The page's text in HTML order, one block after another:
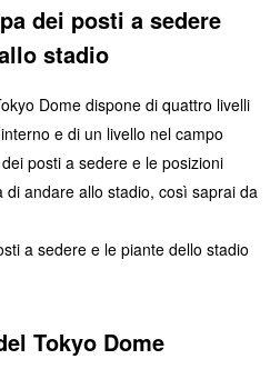
dei posti a sedere
stadio
Dome dispone di quattro livelli
e di un livello nel campo
posti a sedere e le posizioni
andare allo stadio, così saprai da
a sedere e le piante dello stadio
Tokyo Dome